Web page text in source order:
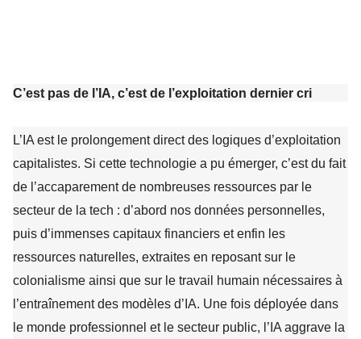
C’est pas de l’IA, c’est de l’exploitation dernier cri
L’IA est le prolongement direct des logiques d’exploitation
capitalistes. Si cette technologie a pu émerger, c’est du fait
de l’accaparement de nombreuses ressources par le
secteur de la tech : d’abord nos données personnelles,
puis d’immenses capitaux financiers et enfin les
ressources naturelles, extraites en reposant sur le
colonialisme ainsi que sur le travail humain nécessaires à
l’entraînement des modèles d’IA. Une fois déployée dans
le monde professionnel et le secteur public, l’IA aggrave la